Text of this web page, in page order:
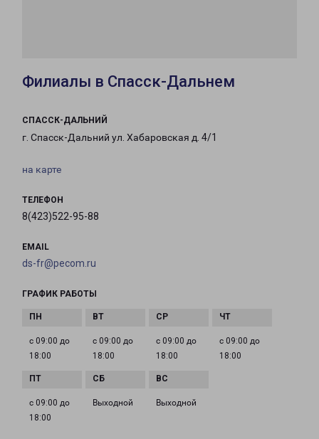
Филиалы в Спасск-Дальнем
СПАССК-ДАЛЬНИЙ
г. Спасск-Дальний ул. Хабаровская д. 4/1
на карте
ТЕЛЕФОН
8(423)522-95-88
EMAIL
ds-fr@pecom.ru
ГРАФИК РАБОТЫ
с 09:00 до
18:00
с 09:00 до
18:00
с 09:00 до
18:00
с 09:00 до
18:00
с 09:00 до
18:00
Выходной Выходной